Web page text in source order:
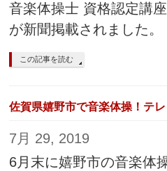
音楽体操士 資格認定講
が新聞掲載されました。
この記事を読む
佐賀県嬉野市で音楽体操！テ
7月 29, 2019
6月末に嬉野市の音楽体